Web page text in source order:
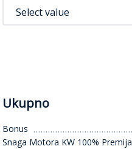
Select value
Ukupno
Bonus
Snaga Motora KW 100% Premija